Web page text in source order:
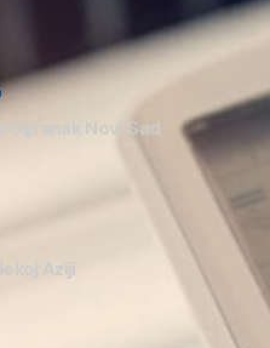
Novi Sad
Aziji